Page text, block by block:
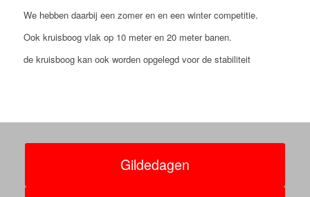
We hebben daarbij een zomer en en een winter competitie.
Ook kruisboog vlak op 10 meter en 20 meter banen.
de kruisboog kan ook worden opgelegd voor de stabiliteit
Gildedagen